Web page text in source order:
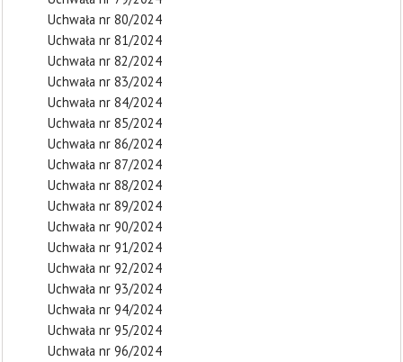
Uchwała nr 80/2024
Uchwała nr 81/2024
Uchwała nr 82/2024
Uchwała nr 83/2024
Uchwała nr 84/2024
Uchwała nr 85/2024
Uchwała nr 86/2024
Uchwała nr 87/2024
Uchwała nr 88/2024
Uchwała nr 89/2024
Uchwała nr 90/2024
Uchwała nr 91/2024
Uchwała nr 92/2024
Uchwała nr 93/2024
Uchwała nr 94/2024
Uchwała nr 95/2024
Uchwała nr 96/2024